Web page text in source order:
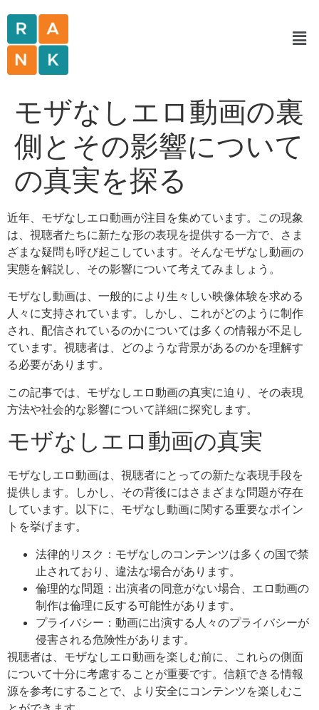
モザなしエロ動画の裏
側とその影響について
の真実を探る
近年、モザなしエロ動画が注目を集めています。この現象
は、視聴者たちに新たな形の表現を提供する一方で、さま
ざまな疑問も呼び起こしています。そんなモザなし動画の
実態を解説し、その影響について考えてみましょう。
モザなし動画は、一般的により生々しい映像体験を求める
人々に支持されています。しかし、これがどのように制作
され、配信されているのかについては多くの情報が不足し
ています。視聴者は、どのような背景があるのかを理解す
る必要があります。
この記事では、モザなしエロ動画の真実に迫り、その表現
方法や社会的な影響について詳細に探究します。
モザなしエロ動画の真実
モザなしエロ動画は、視聴者にとっての新たな表現手段を
提供します。しかし、その背後にはさまざまな問題が存在
しています。以下に、モザなし動画に関する重要なポイン
トを挙げます。
法律的リスク：モザなしのコンテンツは多くの国で禁
止されており、違法な場合があります。
倫理的な問題：出演者の同意がない場合、エロ動画の
制作は倫理に反する可能性があります。
プライバシー：動画に出演する人々のプライバシーが
侵害される危険性があります。
視聴者は、モザなしエロ動画を楽しむ前に、これらの側面
について十分に考慮することが重要です。信頼できる情報
源を参考にすることで、より安全にコンテンツを楽しむこ